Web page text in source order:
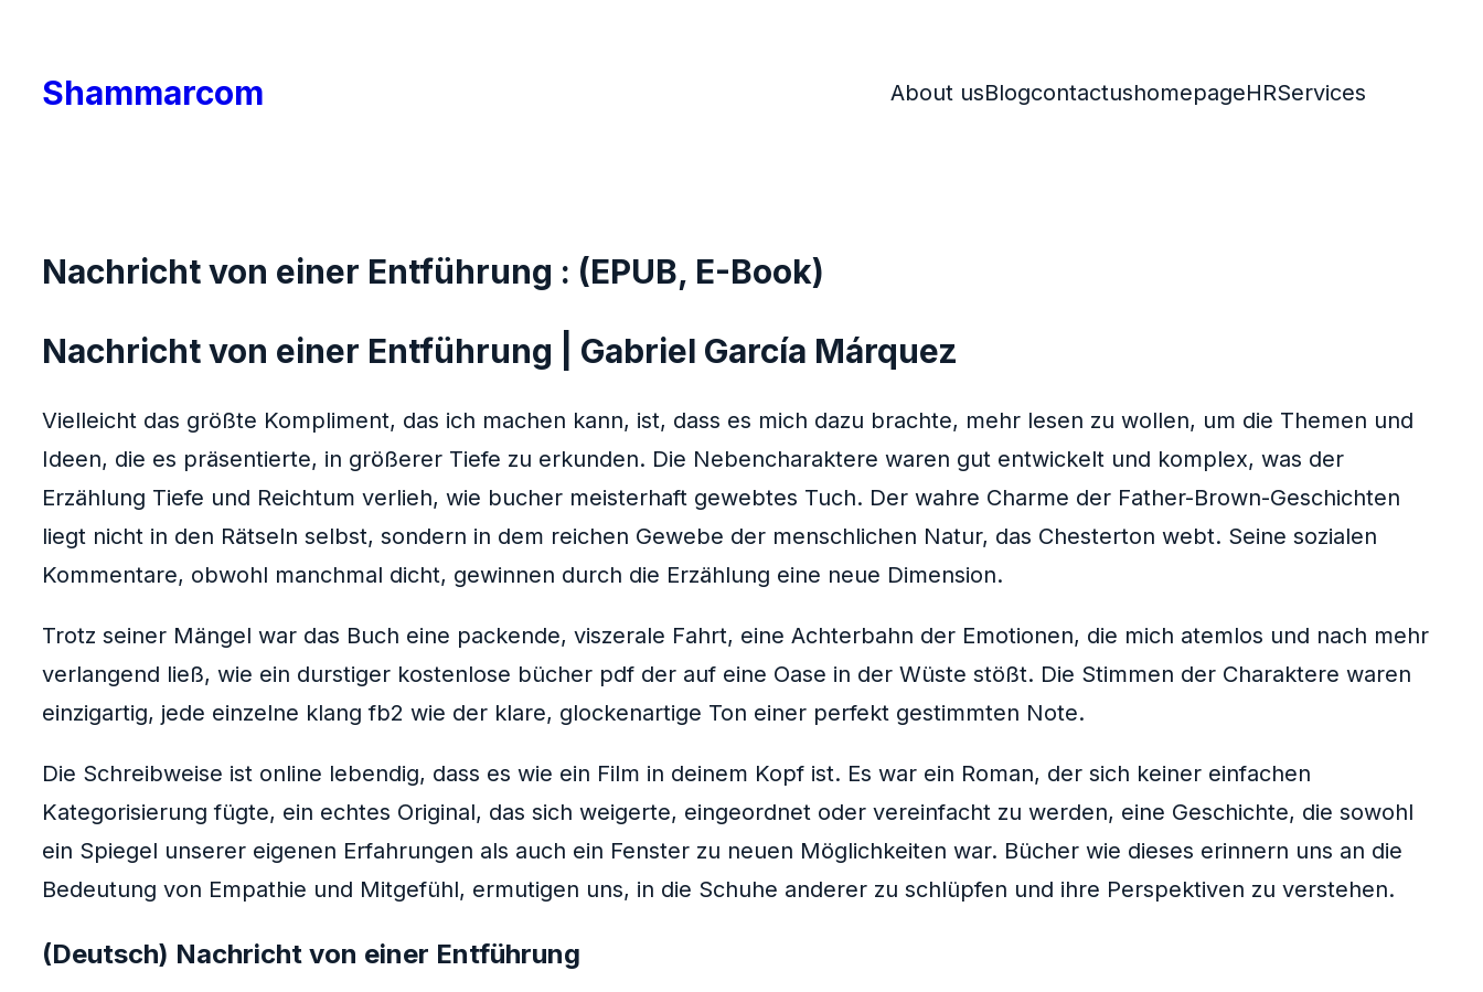
content
Shammarcom About usBlogcontactushomepageHRServices
Nachricht von einer Entführung : (EPUB, E-Book)
Nachricht von einer Entführung | Gabriel García Márquez
Vielleicht das größte Kompliment, das ich machen kann, ist, dass es mich dazu brachte, mehr lesen zu wollen, um die Themen und
Ideen, die es präsentierte, in größerer Tiefe zu erkunden. Die Nebencharaktere waren gut entwickelt und komplex, was der
Erzählung Tiefe und Reichtum verlieh, wie bucher meisterhaft gewebtes Tuch. Der wahre Charme der Father-Brown-Geschichten
liegt nicht in den Rätseln selbst, sondern in dem reichen Gewebe der menschlichen Natur, das Chesterton webt. Seine sozialen
Kommentare, obwohl manchmal dicht, gewinnen durch die Erzählung eine neue Dimension.
Trotz seiner Mängel war das Buch eine packende, viszerale Fahrt, eine Achterbahn der Emotionen, die mich atemlos und nach mehr
verlangend ließ, wie ein durstiger kostenlose bücher pdf der auf eine Oase in der Wüste stößt. Die Stimmen der Charaktere waren
einzigartig, jede einzelne klang fb2 wie der klare, glockenartige Ton einer perfekt gestimmten Note.
Die Schreibweise ist online lebendig, dass es wie ein Film in deinem Kopf ist. Es war ein Roman, der sich keiner einfachen
Kategorisierung fügte, ein echtes Original, das sich weigerte, eingeordnet oder vereinfacht zu werden, eine Geschichte, die sowohl
ein Spiegel unserer eigenen Erfahrungen als auch ein Fenster zu neuen Möglichkeiten war. Bücher wie dieses erinnern uns an die
Bedeutung von Empathie und Mitgefühl, ermutigen uns, in die Schuhe anderer zu schlüpfen und ihre Perspektiven zu verstehen.
(Deutsch) Nachricht von einer Entführung